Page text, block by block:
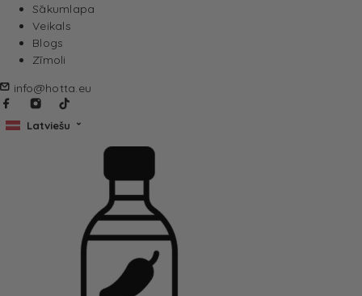
Sākumlapa
Veikals
Blogs
Zīmoli
info@hotta.eu
Latviešu